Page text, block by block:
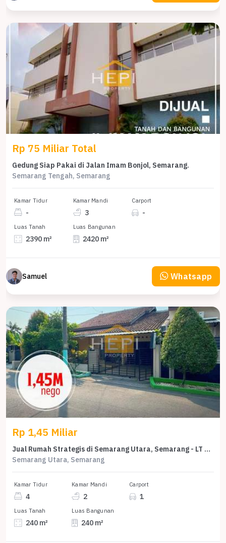
Rp 75 Miliar Total
Gedung Siap Pakai di Jalan Imam Bonjol, Semarang.
Semarang Tengah, Semarang
Kamar Tidur
-
Kamar Mandi
3
Carport
-
Luas Tanah
2390 m²
Luas Bangunan
2420 m²
Samuel Whatsapp
Rp 1,45 Miliar
Jual Rumah Strategis di Semarang Utara, Semarang - LT 240m²
Semarang Utara, Semarang
Kamar Tidur
4
Kamar Mandi
2
Carport
1
Luas Tanah
240 m²
Luas Bangunan
240 m²